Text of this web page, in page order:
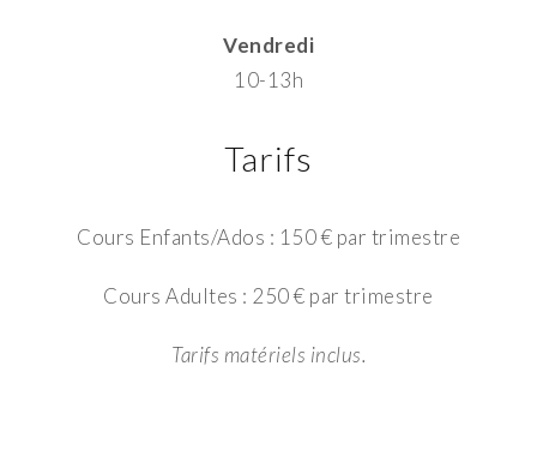
Vendredi
10-13h
Tarifs
Cours Enfants/Ados : 150 € par trimestre
Cours Adultes : 250 € par trimestre
Tarifs matériels inclus.